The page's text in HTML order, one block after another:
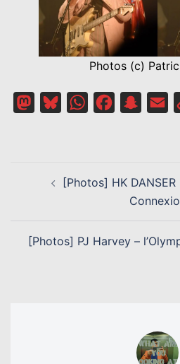
Photos (c)
MastodonBlueskyWhatsAppFacebook
D’ARTICLE[Photos] HK DANSER
[Photos] PJ Harvey –